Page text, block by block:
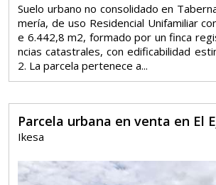
Suelo urbano no consolidado en
mería, de uso Residencial Unifamiliar
e 6.442,8 m2, formado por un finca
ncias catastrales, con edificabilidad
2. La parcela pertenece a...
Parcela urbana en venta en El
Ikesa